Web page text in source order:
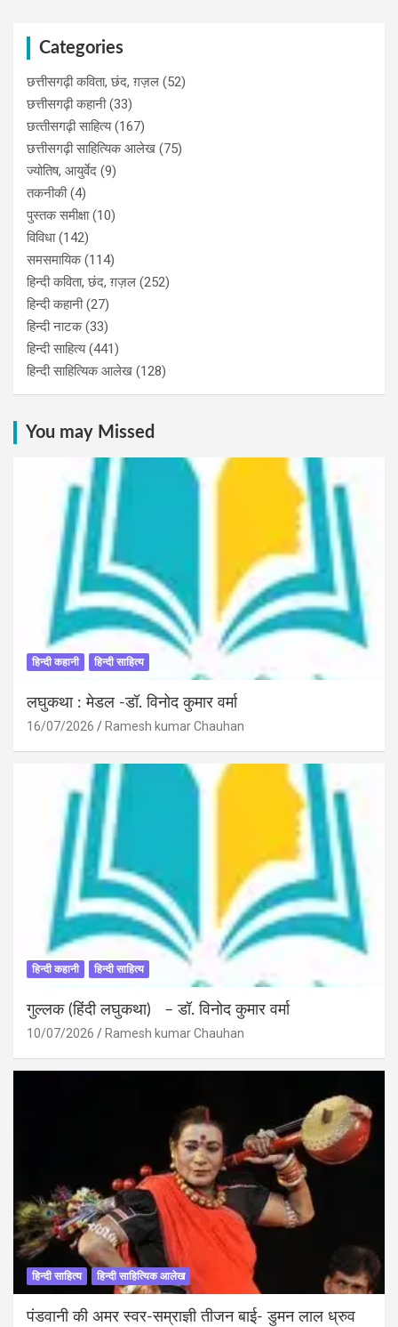
Categories
छत्तीसगढ़ी कविता, छंद, ग़ज़ल (52)
छत्तीसगढ़ी कहानी(33)
छत्‍तीसगढ़ी साहित्‍य(167)
छत्तीसगढ़ी साहित्यिक आलेख (75)
ज्योतिष, आयुर्वेद (9)
तकनीकी(4)
पुस्‍तक समीक्षा(10)
विविधा(142)
समसमायिक(114)
हिन्दी कविता, छंद, ग़ज़ल (252)
हिन्दी कहानी(27)
हिन्‍दी नाटक(33)
हिन्दी साहित्य(441)
हिन्दी साहित्यिक आलेख (128)
You may Missed
हिन्दी कहानी हिन्दी साहित्य
लघुकथा : मेडल -डॉ. विनोद कुमार वर्मा
16/07/2026 Ramesh kumar Chauhan
हिन्दी कहानी हिन्दी साहित्य
गुल्लक (हिंदी लघुकथा) – डॉ. विनोद कुमार वर्मा
10/07/2026 Ramesh kumar Chauhan
हिन्दी साहित्य हिन्दी साहित्यिक आलेख
पंडवानी की अमर स्वर-सम्राज्ञी तीजन बाई- डुमन लाल ध्रुव